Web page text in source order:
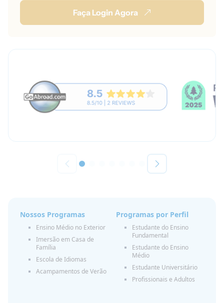
Faça Login Agora
Nossos Programas
Ensino Médio no Exterior
Imersão em Casa de
Família
Escola de Idiomas
Acampamentos de Verão
Programas por Perfil
Estudante do Ensino
Fundamental
Estudante do Ensino
Médio
Estudante Universitário
Profissionais e Adultos